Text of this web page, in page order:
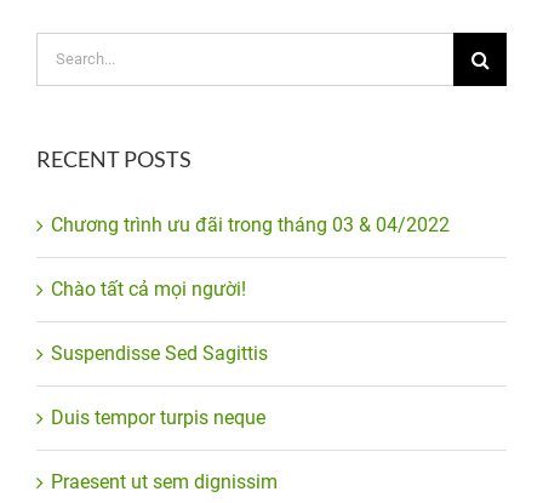
Search
for:
RECENT POSTS
Chương trình ưu đãi trong tháng 03 & 04/2022
Chào tất cả mọi người!
Suspendisse Sed Sagittis
Duis tempor turpis neque
Praesent ut sem dignissim